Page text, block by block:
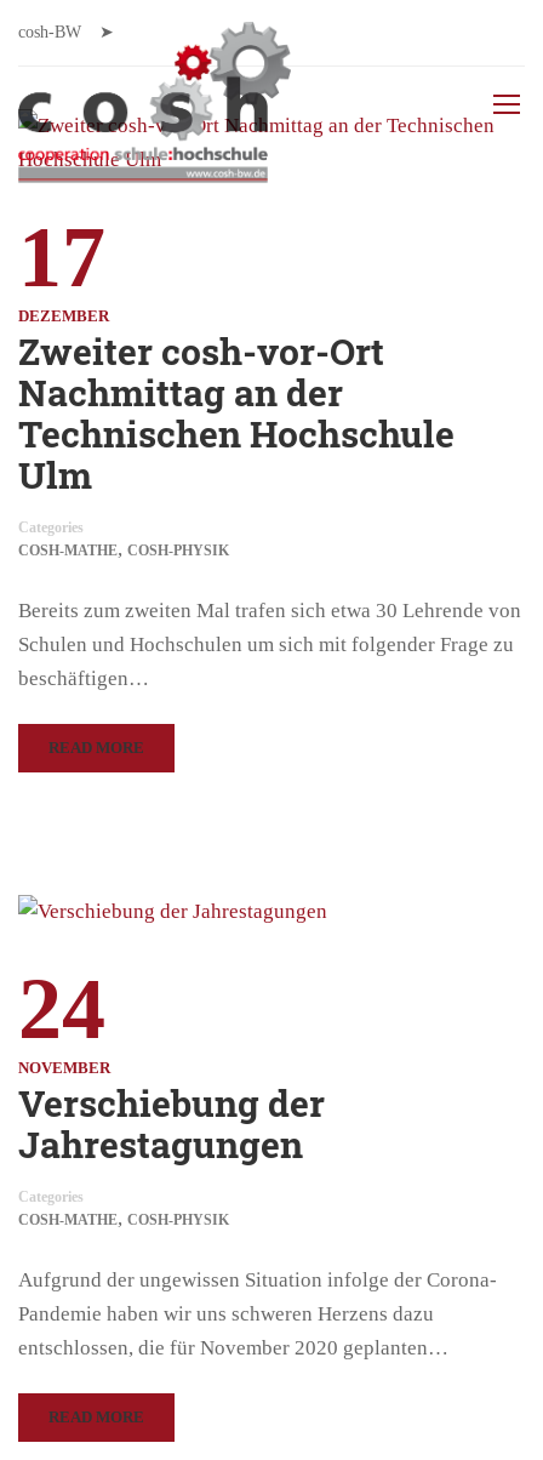
cosh-BW
17
DEZEMBER
Zweiter cosh-vor-Ort
Nachmittag an der
Technischen Hochschule
Ulm
Categories
COSH-MATHE, COSH-PHYSIK
Bereits zum zweiten Mal trafen sich etwa 30 Lehrende von
Schulen und Hochschulen um sich mit folgender Frage zu
beschäftigen…
READ MORE
24
NOVEMBER
Verschiebung der
Jahrestagungen
Categories
COSH-MATHE, COSH-PHYSIK
Aufgrund der ungewissen Situation infolge der Corona-
Pandemie haben wir uns schweren Herzens dazu
entschlossen, die für November 2020 geplanten…
READ MORE